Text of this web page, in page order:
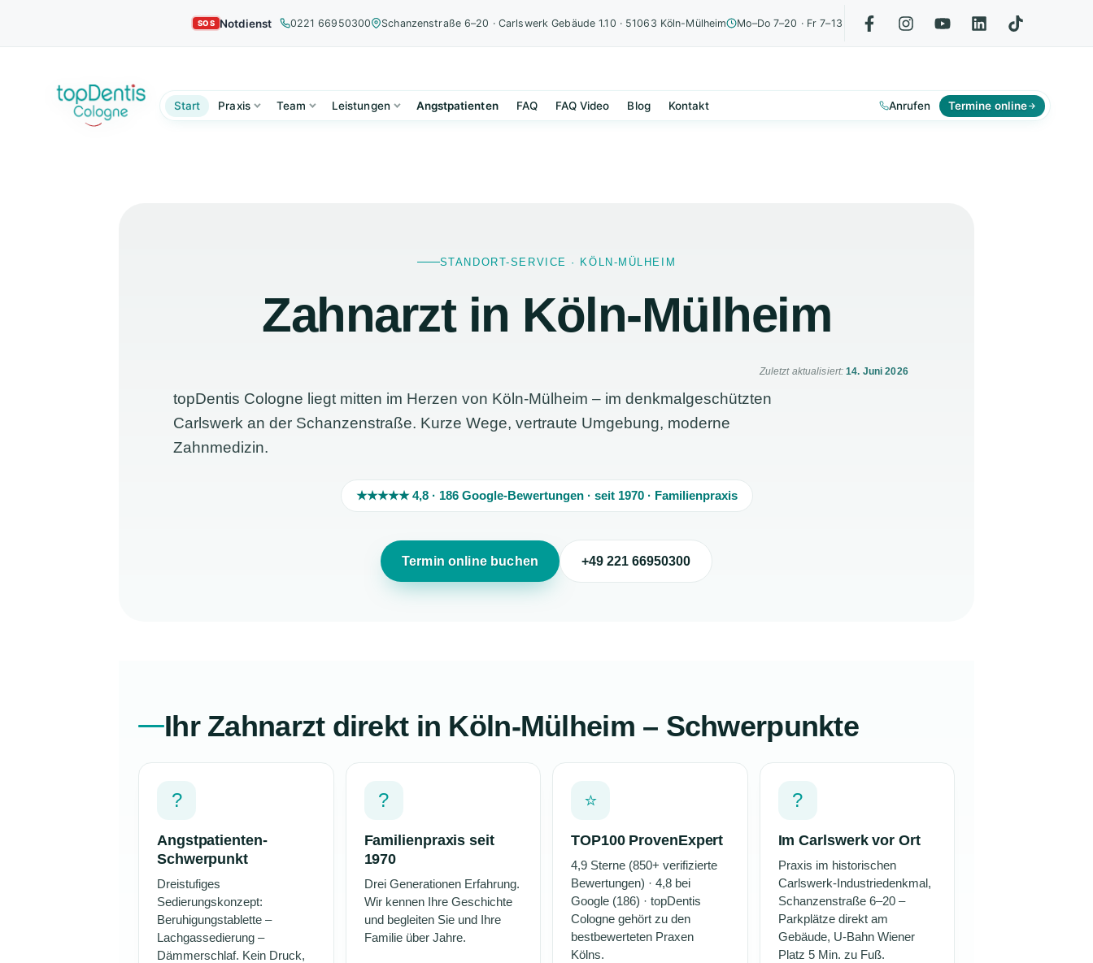
Notdienst 0221 66950300 Schanzenstraße 6–20 · Carlswerk Gebäude 1.10 · 51063 Köln-Mülheim Mo–Do 7–20 · Fr 7–13
Start Praxis Team Leistungen Angstpatienten FAQ FAQ Video Blog Kontakt Anrufen Termine online
STANDORT-SERVICE · KÖLN-MÜLHEIM
Zahnarzt in Köln-Mülheim
Zuletzt aktualisiert: 14. Juni 2026
topDentis Cologne liegt mitten im Herzen von Köln-Mülheim – im denkmalgeschützten
Carlswerk an der Schanzenstraße. Kurze Wege, vertraute Umgebung, moderne
Zahnmedizin.
★★★★★ 4,8 · 186 Google-Bewertungen · seit 1970 · Familienpraxis
Termin online buchen +49 221 66950300
Ihr Zahnarzt direkt in Köln-Mülheim – Schwerpunkte
?
Angstpatienten-
Schwerpunkt
Dreistufiges
Sedierungskonzept:
Beruhigungstablette –
Lachgassedierung –
Dämmerschlaf. Kein Druck,
?
Familienpraxis seit
1970
Drei Generationen Erfahrung.
Wir kennen Ihre Geschichte
und begleiten Sie und Ihre
Familie über Jahre.
⭐
TOP100 ProvenExpert
4,9 Sterne (850+ verifizierte
Bewertungen) · 4,8 bei
Google (186) · topDentis
Cologne gehört zu den
bestbewerteten Praxen
Kölns.
?
Im Carlswerk vor Ort
Praxis im historischen
Carlswerk-Industriedenkmal,
Schanzenstraße 6–20 –
Parkplätze direkt am
Gebäude, U-Bahn Wiener
Platz 5 Min. zu Fuß.